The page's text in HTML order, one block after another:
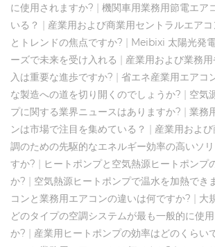
に使用されますか? | 機関車用業務用節電エア
いる？ | 産業用および商業用セントラルエア
とトレンドの焦点ですか? | Meibixi 太陽光発
ーズで未来を受け入れる | 産業用および業務
入は重要な進歩ですか? | 省エネ産業用エアコ
な製造への道を切り開くのでしょうか? | 空気
プに関する業界ニュースはありますか? | 業務
ンは市場で注目を集めている？ | 産業用およ
調のための先駆的なエネルギー効率の高いソ
すか? | ヒートポンプと空気熱源ヒートポンプ
か? | 空気熱源ヒートポンプで温水を加熱でき
コンと業務用エアコンの違いは何ですか? | 大
どのタイプの空調システムが最も一般的に使
か? | 産業用ヒートポンプの効率はどのくらい